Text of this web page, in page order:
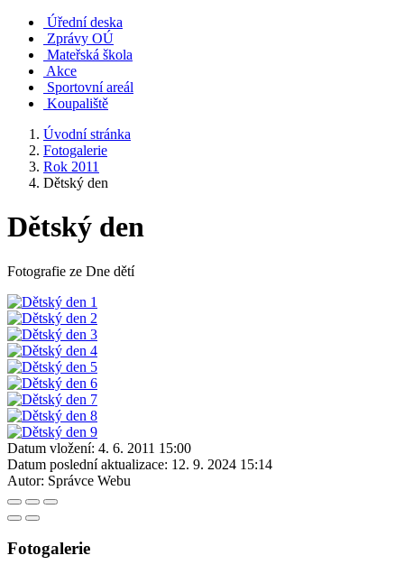
Úřední deska
Zprávy OÚ
Mateřská škola
Akce
Sportovní areál
Koupaliště
Úvodní stránka
Fotogalerie
Rok 2011
Dětský den
Dětský den
Fotografie ze Dne dětí
Datum vložení: 4. 6. 2011 15:00
Datum poslední aktualizace: 12. 9. 2024 15:14
Autor: Správce Webu
Fotogalerie